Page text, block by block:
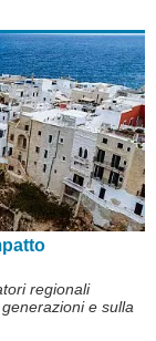
regionali
e sulla